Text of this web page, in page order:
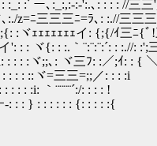
ﾞー､:_:,:-:‐':.､: : : :
三三ﾆ=ﾗ､: :.//三三三
ヾｪｪｪｪｪｪｪイ: {;{/ｲ
{: : :.｀¨:¨:¨:´: : :.//: :';
ヾ三ﾌ: :／;ｲ: : { ＼三
三三=;;／: : : :i ｀=
｀¨¨¨¨´:/: : : : ! ',:
} : : : : : : {: : : : :{